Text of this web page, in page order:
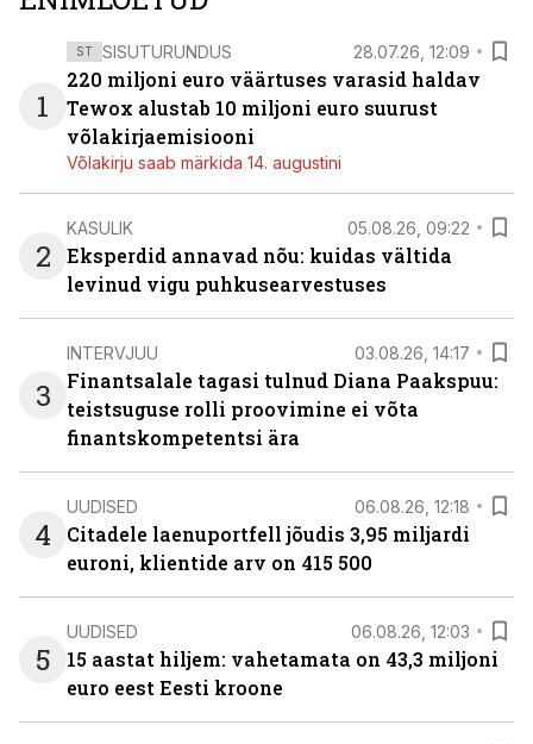
1
ST SISUTURUNDUS 28.07.26, 12:09
220 miljoni euro väärtuses varasid haldav
Tewox alustab 10 miljoni euro suurust
võlakirjaemisiooni
Võlakirju saab märkida 14. augustini
2
KASULIK 05.08.26, 09:22
Eksperdid annavad nõu: kuidas vältida
levinud vigu puhkusearvestuses
3
INTERVJUU 03.08.26, 14:17
Finantsalale tagasi tulnud Diana Paakspuu:
teistsuguse rolli proovimine ei võta
finantskompetentsi ära
4
UUDISED 06.08.26, 12:18
Citadele laenuportfell jõudis 3,95 miljardi
euroni, klientide arv on 415 500
5
UUDISED 06.08.26, 12:03
15 aastat hiljem: vahetamata on 43,3 miljoni
euro eest Eesti kroone